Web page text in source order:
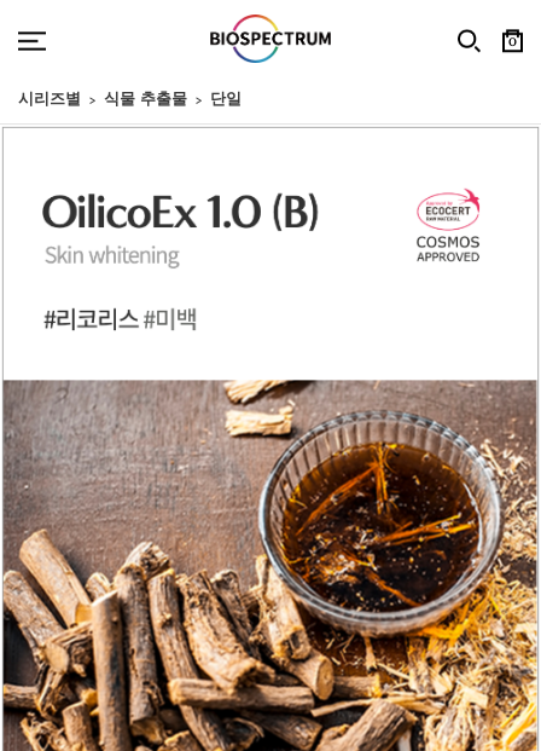
0
시리즈별 식물 추출물 단일